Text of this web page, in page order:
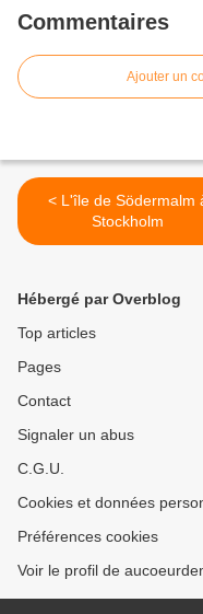
Commentaires
Ajouter un
< L'île de Södermalm à
Stockholm
Hébergé par Overblog
Top articles
Pages
Contact
Signaler un abus
C.G.U.
Cookies et données
Préférences cookies
Voir le profil de